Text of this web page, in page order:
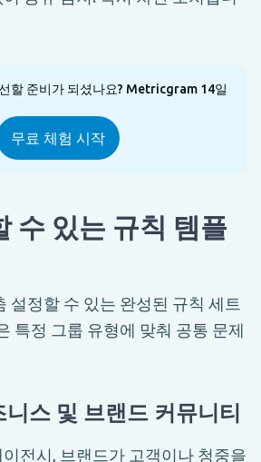
할 준비가 되셨나요? Metricgram 14일
무료 체험 시작
수 있는 규칙 템플
설정할 수 있는 완성된 규칙 세트
특정 그룹 유형에 맞춰 공통 문제
스 및 브랜드 커뮤니티
이전시, 브랜드가 고객이나 청중을